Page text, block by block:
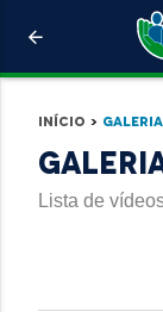
arrow_back
Início >
Lista de